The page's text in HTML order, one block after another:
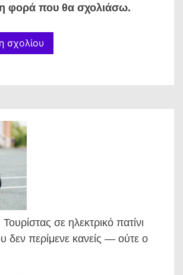
φορά που θα σχολιάσω.
σε ηλεκτρικό πατίνι
δεν περίμενε κανείς — ούτε ο